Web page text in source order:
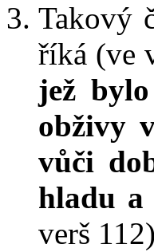
Takový
říká (ve
jež
obživy
vůči
hladu a
verš